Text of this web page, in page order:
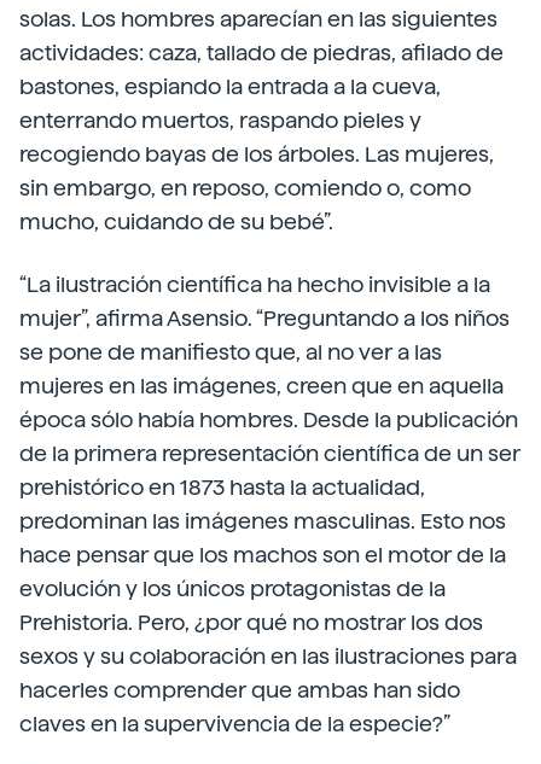
solas. Los hombres aparecían en las siguientes
actividades: caza, tallado de piedras, afilado de
bastones, espiando la entrada a la cueva,
enterrando muertos, raspando pieles y
recogiendo bayas de los árboles. Las mujeres,
sin embargo, en reposo, comiendo o, como
mucho, cuidando de su bebé”.
“La ilustración científica ha hecho invisible a la
mujer”, afirma Asensio. “Preguntando a los niños
se pone de manifiesto que, al no ver a las
mujeres en las imágenes, creen que en aquella
época sólo había hombres. Desde la publicación
de la primera representación científica de un ser
prehistórico en 1873 hasta la actualidad,
predominan las imágenes masculinas. Esto nos
hace pensar que los machos son el motor de la
evolución y los únicos protagonistas de la
Prehistoria. Pero, ¿por qué no mostrar los dos
sexos y su colaboración en las ilustraciones para
hacerles comprender que ambas han sido
claves en la supervivencia de la especie?”